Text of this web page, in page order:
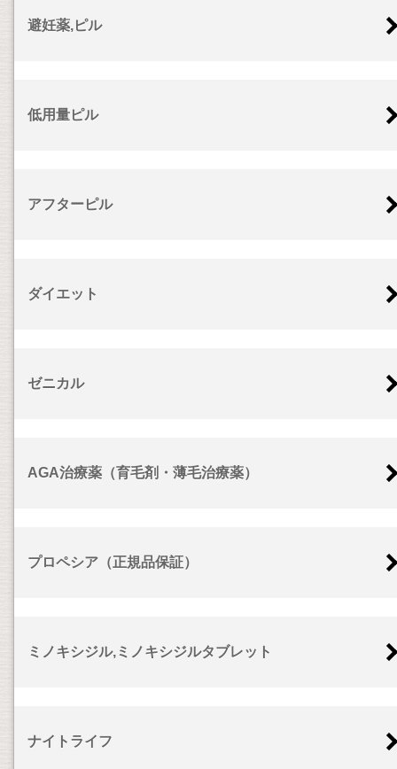
避妊薬,ピル
低用量ピル
アフターピル
ダイエット
ゼニカル
AGA治療薬（育毛剤・薄毛治療薬）
プロペシア（正規品保証）
ミノキシジル,ミノキシジルタブレット
ナイトライフ